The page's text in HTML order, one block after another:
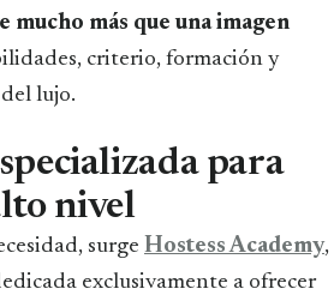
mucho más que una imagen
criterio, formación y
lujo.
para
nivel
surge Hostess Academy,
exclusivamente a ofrecer